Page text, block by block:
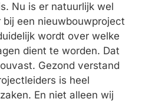
Nu is er natuurlijk wel
een nieuwbouwproject
wordt over welke
dient te worden. Dat
Gezond verstand
is heel
En niet alleen wij